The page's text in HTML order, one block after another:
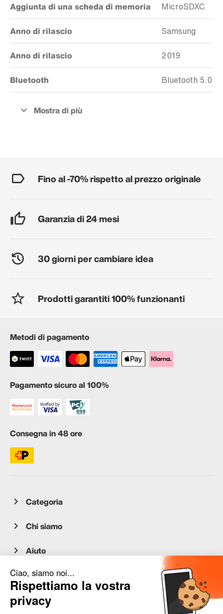
Aggiunta di una scheda di memoria MicroSDXC
Anno di rilascio Samsung
Anno di rilascio 2019
Bluetooth Bluetooth 5.0
Fino al -70% rispetto al prezzo originale
Garanzia di 24 mesi
30 giorni per cambiare idea
Prodotti garantiti 100% funzionanti
Metodi di pagamento
Pagamento sicuro al 100%
Consegna in 48 ore
Categoria
Chi siamo
Aiuto
Servizio clienti
occasion.migros.mobile@recommerce.com